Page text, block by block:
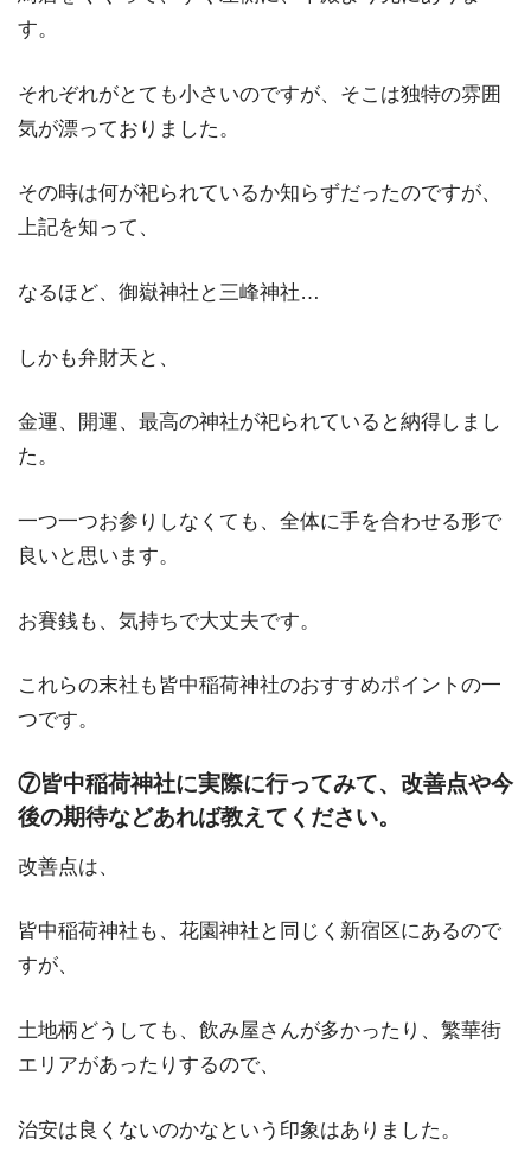
す。
それぞれがとても小さいのですが、そこは独特の雰囲
気が漂っておりました。
その時は何が祀られているか知らずだったのですが、
上記を知って、
なるほど、御嶽神社と三峰神社…
しかも弁財天と、
金運、開運、最高の神社が祀られていると納得しまし
た。
一つ一つお参りしなくても、全体に手を合わせる形で
良いと思います。
お賽銭も、気持ちで大丈夫です。
これらの末社も皆中稲荷神社のおすすめポイントの一
つです。
⑦皆中稲荷神社に実際に行ってみて、改善点や今
後の期待などあれば教えてください。
改善点は、
皆中稲荷神社も、花園神社と同じく新宿区にあるので
すが、
土地柄どうしても、飲み屋さんが多かったり、繁華街
エリアがあったりするので、
治安は良くないのかなという印象はありました。